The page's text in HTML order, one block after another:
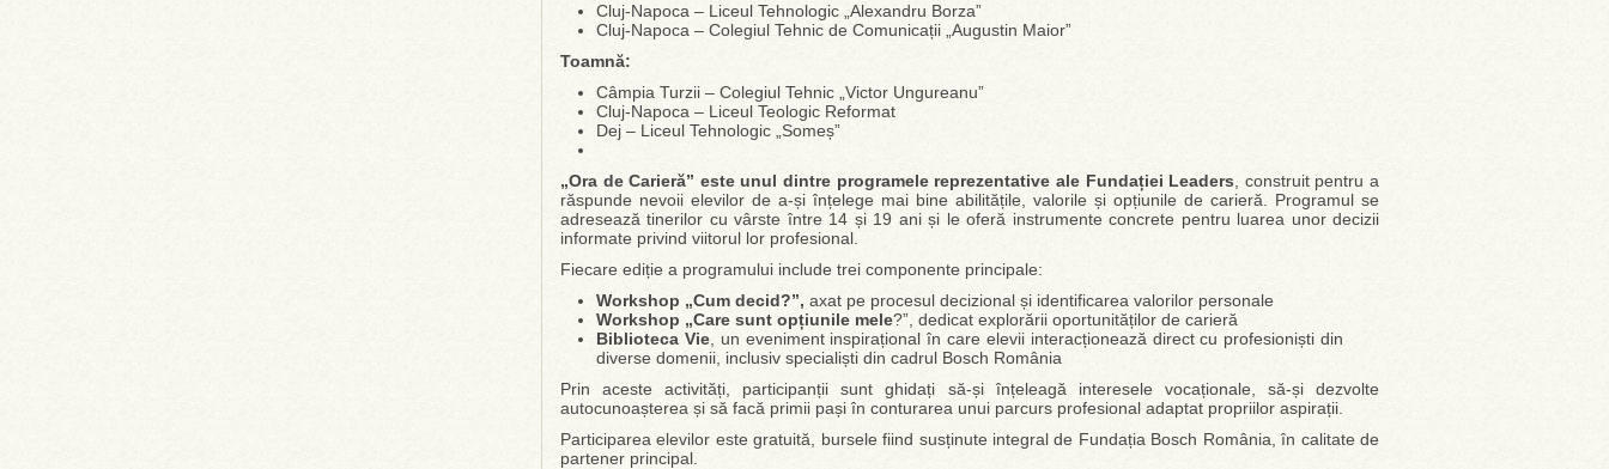
Cluj-Napoca – Liceul Tehnologic „Alexandru Borza”
Cluj-Napoca – Colegiul Tehnic de Comunicații „Augustin Maior”
Toamnă:
Câmpia Turzii – Colegiul Tehnic „Victor Ungureanu”
Cluj-Napoca – Liceul Teologic Reformat
Dej – Liceul Tehnologic „Someș”
„Ora de Carieră” este unul dintre programele reprezentative ale Fundației Leaders , construit pentru a
răspunde nevoii elevilor de a-și înțelege mai bine abilitățile, valorile și opțiunile de carieră. Programul se
adresează tinerilor cu vârste între 14 și 19 ani și le oferă instrumente concrete pentru luarea unor decizii
informate privind viitorul lor profesional.
Fiecare ediție a programului include trei componente principale:
Workshop „Cum decid?”, axat pe procesul decizional și identificarea valorilor personale
Workshop „Care sunt opțiunile mele?”, dedicat explorării oportunităților de carieră
Biblioteca Vie, un eveniment inspirațional în care elevii interacționează direct cu profesioniști din
diverse domenii, inclusiv specialiști din cadrul Bosch România
Prin aceste activități, participanții sunt ghidați să-și înțeleagă interesele vocaționale, să-și dezvolte
autocunoașterea și să facă primii pași în conturarea unui parcurs profesional adaptat propriilor aspirații.
Participarea elevilor este gratuită, bursele fiind susținute integral de Fundația Bosch România, în calitate de
partener principal.